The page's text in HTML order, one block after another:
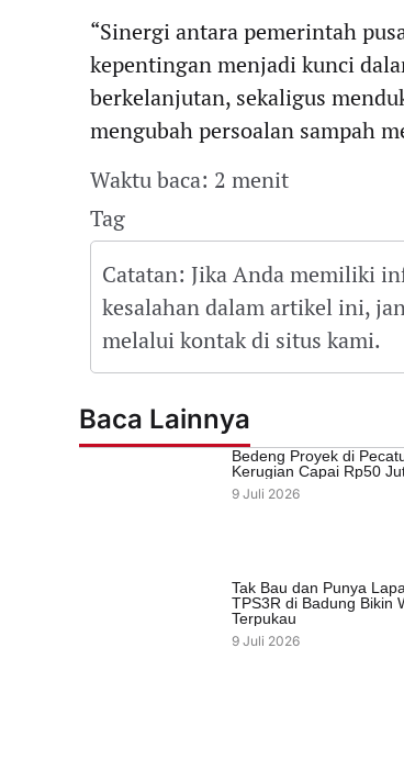
“Sinergi antara pemerintah
kepentingan menjadi kunci
berkelanjutan, sekaligus
mengubah persoalan sampah
Waktu baca: 2 menit
Tag
Catatan: Jika Anda memiliki
kesalahan dalam artikel ini,
melalui kontak di situs kami.
Baca Lainnya
Bedeng Proyek di
Kerugian Capai Rp50
9 Juli 2026
Tak Bau dan Punya
TPS3R di Badung Bikin
Terpukau
9 Juli 2026